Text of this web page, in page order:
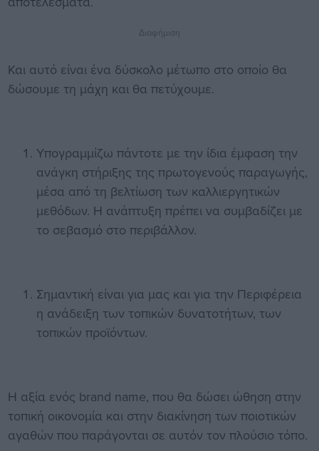
Διαφήμιση
Και αυτό είναι ένα δύσκολο μέτωπο στο οποίο θα
δώσουμε τη μάχη και θα πετύχουμε.
Υπογραμμίζω πάντοτε με την ίδια έμφαση την
ανάγκη στήριξης της πρωτογενούς παραγωγής,
μέσα από τη βελτίωση των καλλιεργητικών
μεθόδων. Η ανάπτυξη πρέπει να συμβαδίζει με
το σεβασμό στο περιβάλλον.
Σημαντική είναι για μας και για την Περιφέρεια
η ανάδειξη των τοπικών δυνατοτήτων, των
τοπικών προϊόντων.
Η αξία ενός brand name, που θα δώσει ώθηση στην
τοπική οικονομία και στην διακίνηση των ποιοτικών
αγαθών που παράγονται σε αυτόν τον πλούσιο τόπο.